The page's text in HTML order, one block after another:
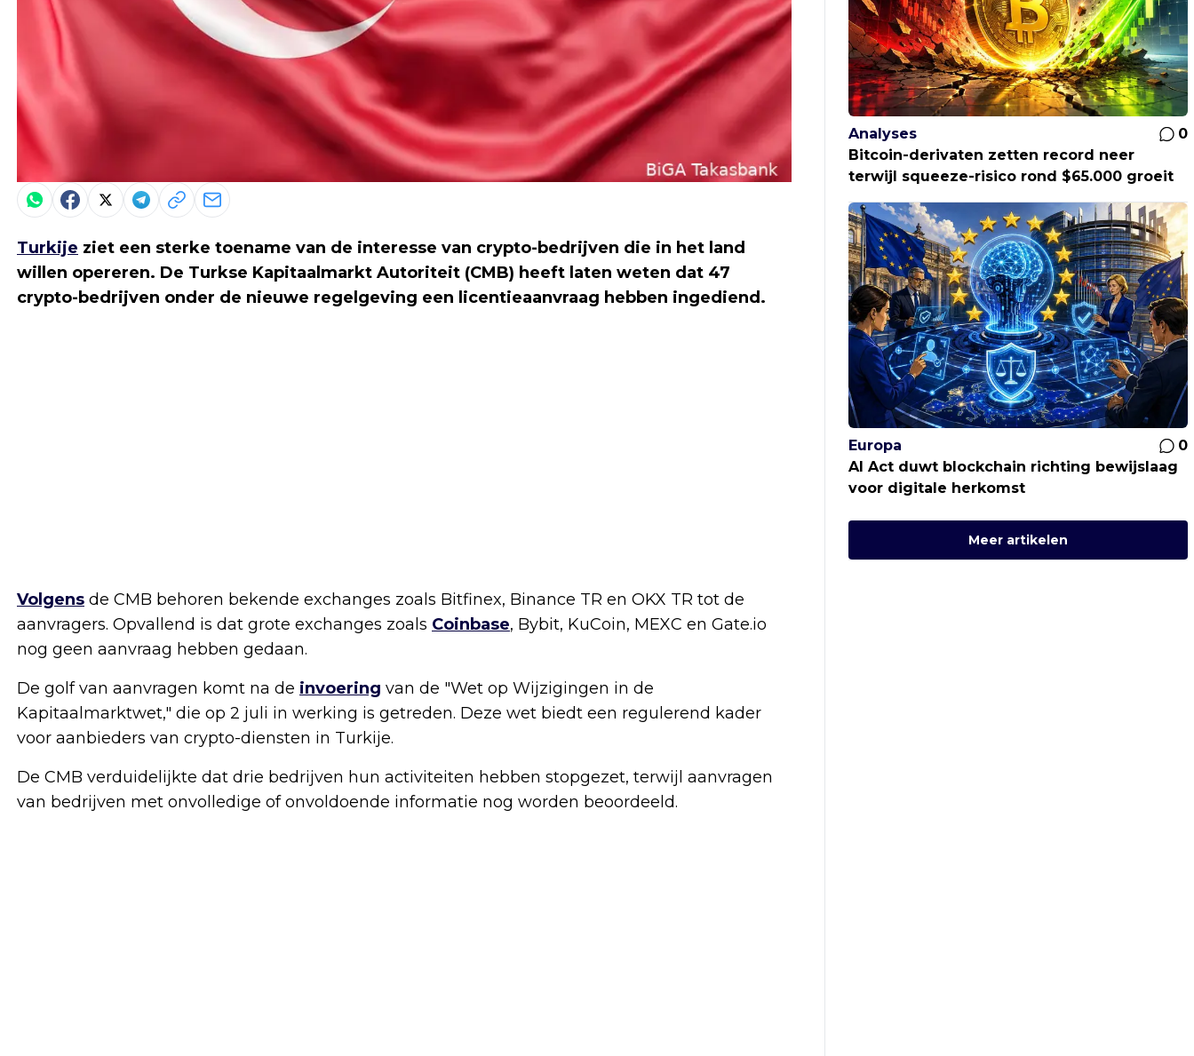
Turkije ziet een sterke toename van de interesse van crypto-bedrijven die in het land
willen opereren. De Turkse Kapitaalmarkt Autoriteit (CMB) heeft laten weten dat 47
crypto-bedrijven onder de nieuwe regelgeving een licentieaanvraag hebben ingediend.
Volgens de CMB behoren bekende exchanges zoals Bitfinex, Binance TR en OKX TR tot de
aanvragers. Opvallend is dat grote exchanges zoals Coinbase, Bybit, KuCoin, MEXC en Gate.io
nog geen aanvraag hebben gedaan.
De golf van aanvragen komt na de invoering van de "Wet op Wijzigingen in de
Kapitaalmarktwet," die op 2 juli in werking is getreden. Deze wet biedt een regulerend kader
voor aanbieders van crypto-diensten in Turkije.
De CMB verduidelijkte dat drie bedrijven hun activiteiten hebben stopgezet, terwijl aanvragen
van bedrijven met onvolledige of onvoldoende informatie nog worden beoordeeld.
Analyses
0
Bitcoin-derivaten zetten record neer
terwijl squeeze-risico rond $65.000 groeit
Europa
0
AI Act duwt blockchain richting bewijslaag
voor digitale herkomst
Meer artikelen